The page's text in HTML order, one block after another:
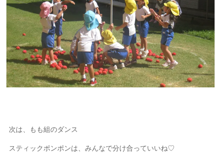
次は、もも組のダンス
スティックポンポンは、みんなで分け合っていいね♡